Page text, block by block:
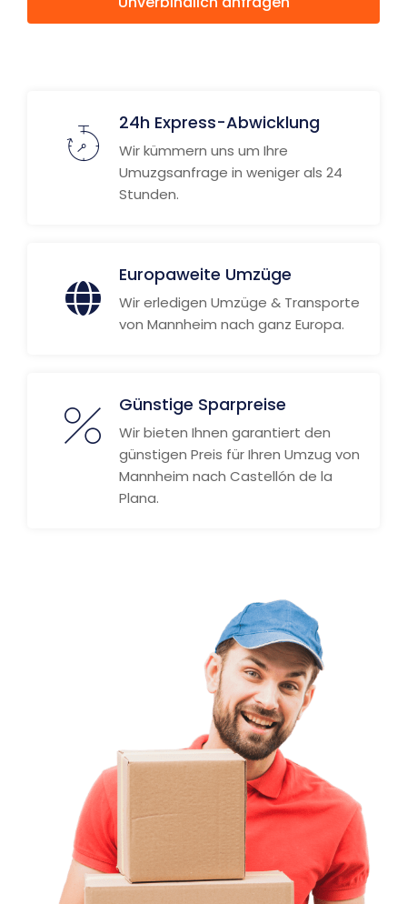
24h Express-Abwicklung
Wir kümmern uns um Ihre
Umuzgsanfrage in weniger als 24
Stunden.
Europaweite Umzüge
Wir erledigen Umzüge & Transporte
von Mannheim nach ganz Europa.
Günstige Sparpreise
Wir bieten Ihnen garantiert den
günstigen Preis für Ihren Umzug von
Mannheim nach Castellón de la
Plana.